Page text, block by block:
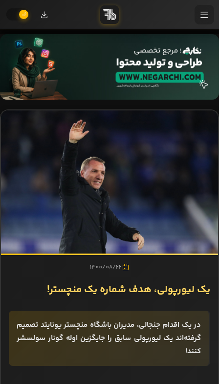
1400/08/22
یک لیورپولی، هدف شماره یک منچستر!
در یک اقدام جنجالی، مدیران باشگاه منچستر یونایتد تصمیم
گرفته‌اند یک لیورپولی سابق را جایگزین اوله گونار سولسشر
کنند!